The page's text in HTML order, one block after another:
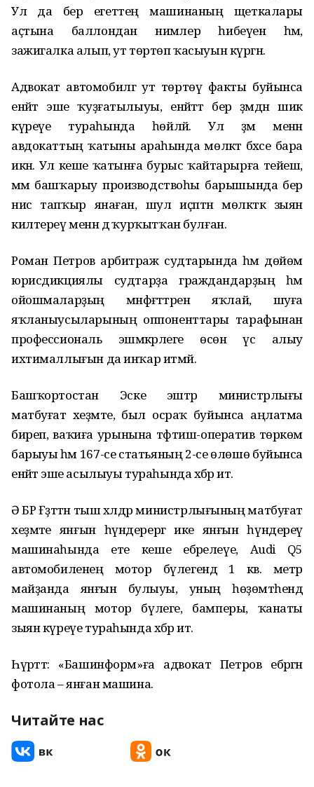
Ул да бер егеттең машинаның щеткалары
аҫтына баллондан нимәлер һибеүен һәм,
зажигалка алып, ут төртөп ҡасыуын күргән.
Адвокат автомобилгә ут төртөү факты буйынса
енәйәт эше ҡуҙғатылыуы, енәйәттә бер әҙәмдән шик
күреүе тураһында һөйләй. Ул әҙәм менән
авдокаттың ҡатыны араһында мөлкәт бәхәсе бара
икән. Ул кеше ҡатынға бурыс ҡайтарырға тейеш,
әммә башҡарыу производствоһы барышында бер
нисә тапҡыр янаған, шул иҫәптән мөлкәткә зыян
килтереү менән дә ҡурҡытҡан булған.
Роман Петров арбитраж судтарында һәм дөйөм
юрисдикциялы судтарҙа граждандарҙың һәм
ойошмаларҙың мәнфәғәттәрен яҡлай, шуға
яҡланыусыларының оппоненттары тарафынан
профессиональ эшмәкәрлеге өсөн үс алыу
ихтималлығын да инҡар итмәй.
Башҡортостан Эске эштәр министрлығы
матбуғат хеҙмәте, был осраҡ буйынса аңлатма
биреп, ваҡиға урынына тәфтиш-оператив төркөм
барыуы һәм 167-се статьяның 2-се өлөшө буйынса
енәйәт эше асылыуы тураһында хәбәр итә.
Ә БР Ғәҙәттән тыш хәлдәр министрлығының матбуғат
хеҙмәте янғын һүндерергә ике янғын һүндереү
машинаһында ете кеше ебәрелеүе, Audi Q5
автомобиленең мотор бүлегендә 1 кв. метр
майҙанда янғын булыуы, уның һөҙөмтәһендә
машинаның мотор бүлеге, бамперы, ҡанаты
зыян күреүе тураһында хәбәр итә.
Һүрәттә: «Башинформ»ға адвокат Петров ебәргән
фотола – янған машина.
Читайте нас